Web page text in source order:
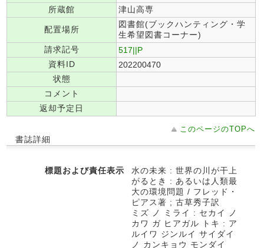
所蔵館
津山高専
配置場所
図書館(ブックハンティング・学
生希望図書コーナー)
請求記号
517||P
資料ID
202200470
状態
コメント
返却予定日
このページのTOPへ
書誌詳細
標題および責任表示
水の未来 : 世界の川が干上
がるとき : あるいは人類最
大の環境問題 / フレッド・
ピアス著 ; 古草秀子訳
ミズ ノ ミライ : セカイ ノ
カワ ガ ヒアガル トキ : ア
ルイワ ジンルイ サイダイ
ノ カンキョウ モンダイ